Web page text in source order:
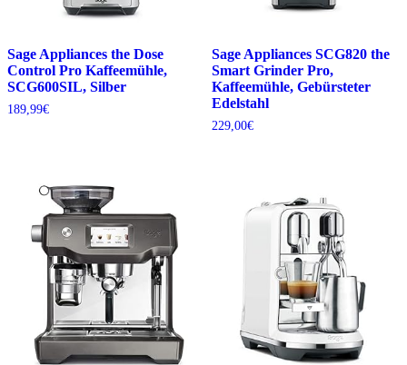
Sage Appliances the Dose
Control Pro Kaffeemühle,
SCG600SIL, Silber
189,99€
Sage Appliances SCG820 the
Smart Grinder Pro,
Kaffeemühle, Gebürsteter
Edelstahl
229,00€